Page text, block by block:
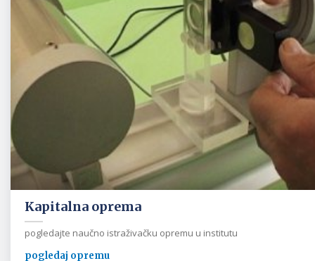
Kapitalna oprema
pogledajte naučno istraživačku opremu u institutu
pogledaj opremu